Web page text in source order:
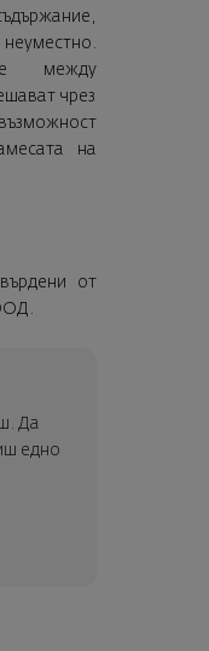
между
чрез
на
от
Да
едно